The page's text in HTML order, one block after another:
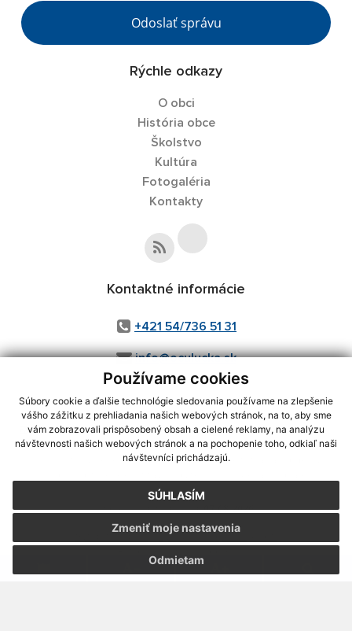
Používame cookies
Súbory cookie a ďalšie technológie sledovania používame na zlepšenie
vášho zážitku z prehliadania našich webových stránok, na to, aby sme
vám zobrazovali prispôsobený obsah a cielené reklamy, na analýzu
návštevnosti našich webových stránok a na pochopenie toho, odkiaľ naši
návštevníci prichádzajú.
SÚHLASÍM
Odmietam
Zmeniť moje nastavenia
Odoslať správu
Rýchle odkazy
O obci
História obce
Školstvo
Kultúra
Fotogaléria
Kontakty
Kontaktné informácie
+421 54/736 51 31
info@oculucka.sk
využite možnosť získavania aktuálnych informácií s využitím RSS
CMS systém (redakčný) systém ECHELON 2,Mapa stránok,web portál
webex.digital, s.r.o.,domény,registrácia domény
Posledná aktualizácia:07.08.2026
Vytlačiť stránku|Vyhlásenie o prístupnosti